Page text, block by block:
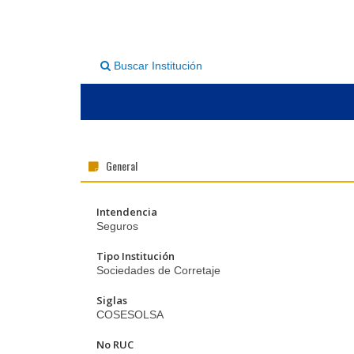
Buscar Institución
General
Intendencia
Seguros
Tipo Institución
Sociedades de Corretaje
Siglas
COSESOLSA
No RUC